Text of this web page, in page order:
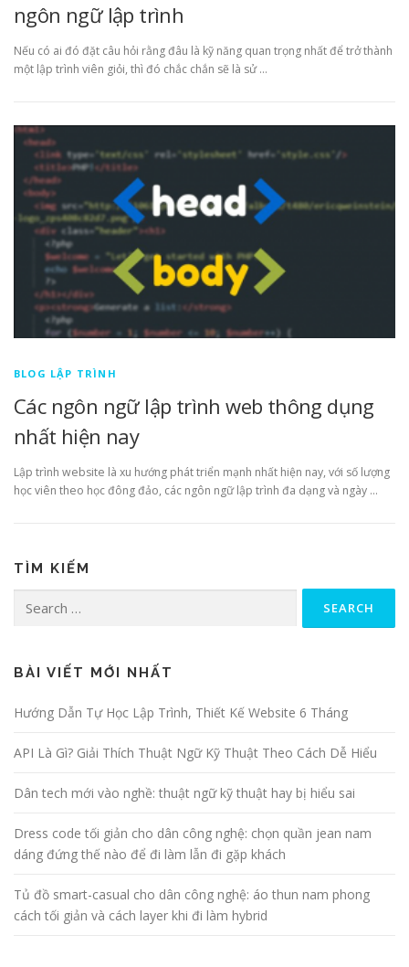
ngôn ngữ lập trình
Nếu có ai đó đặt câu hỏi rằng đâu là kỹ năng quan trọng nhất để trở thành
một lập trình viên giỏi, thì đó chắc chắn sẽ là sử …
BLOG LẬP TRÌNH
Các ngôn ngữ lập trình web thông dụng
nhất hiện nay
Lập trình website là xu hướng phát triển mạnh nhất hiện nay, với số lượng
học viên theo học đông đảo, các ngôn ngữ lập trình đa dạng và ngày …
TÌM KIẾM
BÀI VIẾT MỚI NHẤT
Hướng Dẫn Tự Học Lập Trình, Thiết Kế Website 6 Tháng
API Là Gì? Giải Thích Thuật Ngữ Kỹ Thuật Theo Cách Dễ Hiểu
Dân tech mới vào nghề: thuật ngữ kỹ thuật hay bị hiểu sai
Dress code tối giản cho dân công nghệ: chọn quần jean nam
dáng đứng thế nào để đi làm lẫn đi gặp khách
Tủ đồ smart-casual cho dân công nghệ: áo thun nam phong
cách tối giản và cách layer khi đi làm hybrid